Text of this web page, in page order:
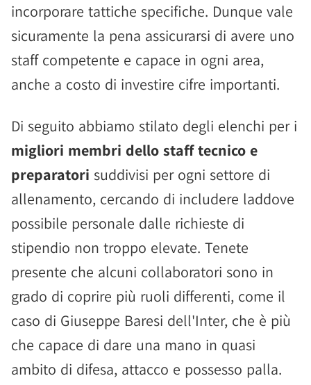
incorporare tattiche specifiche. Dunque vale
sicuramente la pena assicurarsi di avere uno
staff competente e capace in ogni area,
anche a costo di investire cifre importanti.
Di seguito abbiamo stilato degli elenchi per i
migliori membri dello staff tecnico e
preparatori suddivisi per ogni settore di
allenamento, cercando di includere laddove
possibile personale dalle richieste di
stipendio non troppo elevate. Tenete
presente che alcuni collaboratori sono in
grado di coprire più ruoli differenti, come il
caso di Giuseppe Baresi dell'Inter, che è più
che capace di dare una mano in quasi
ambito di difesa, attacco e possesso palla.